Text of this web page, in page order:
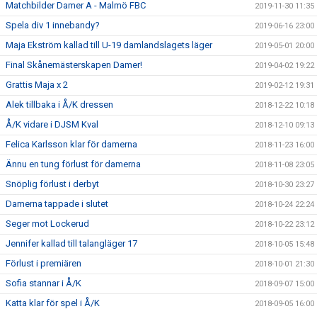
Matchbilder Damer A - Malmö FBC 2019-11-30 11:35
Spela div 1 innebandy? 2019-06-16 23:00
Maja Ekström kallad till U-19 damlandslagets läger 2019-05-01 20:00
Final Skånemästerskapen Damer! 2019-04-02 19:22
Grattis Maja x 2 2019-02-12 19:31
Alek tillbaka i Å/K dressen 2018-12-22 10:18
Å/K vidare i DJSM Kval 2018-12-10 09:13
Felica Karlsson klar för damerna 2018-11-23 16:00
Ännu en tung förlust för damerna 2018-11-08 23:05
Snöplig förlust i derbyt 2018-10-30 23:27
Damerna tappade i slutet 2018-10-24 22:24
Seger mot Lockerud 2018-10-22 23:12
Jennifer kallad till talangläger 17 2018-10-05 15:48
Förlust i premiären 2018-10-01 21:30
Sofia stannar i Å/K 2018-09-07 15:00
Katta klar för spel i Å/K 2018-09-05 16:00